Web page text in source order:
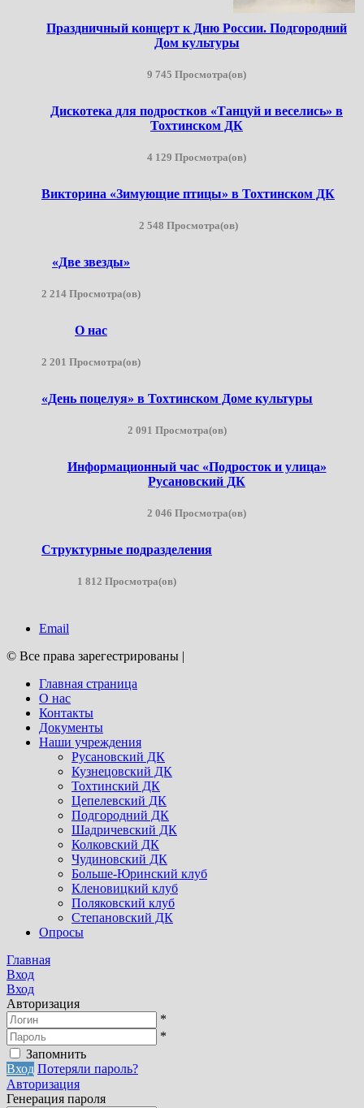
Праздничный концерт к Дню России. Подгородний
Дом культуры
9 745 Просмотра(ов)
Дискотека для подростков «Танцуй и веселись» в
Тохтинском ДК
4 129 Просмотра(ов)
Викторина «Зимующие птицы» в Тохтинском ДК
2 548 Просмотра(ов)
«Две звезды»
2 214 Просмотра(ов)
О нас
2 201 Просмотра(ов)
«День поцелуя» в Тохтинском Доме культуры
2 091 Просмотра(ов)
Информационный час «Подросток и улица»
Русановский ДК
2 046 Просмотра(ов)
Структурные подразделения
1 812 Просмотра(ов)
Email
© Все права зарегестрированы |
Главная страница
О нас
Контакты
Документы
Наши учреждения
Русановский ДК
Кузнецовский ДК
Тохтинский ДК
Цепелевский ДК
Подгородний ДК
Шадричевский ДК
Колковский ДК
Чудиновский ДК
Больше-Юринский клуб
Кленовицкий клуб
Поляковский клуб
Степановский ДК
Опросы
Главная
Вход
Вход
Авторизация
*
*
Запомнить
Вход Потеряли пароль?
Авторизация
Генерация пароля